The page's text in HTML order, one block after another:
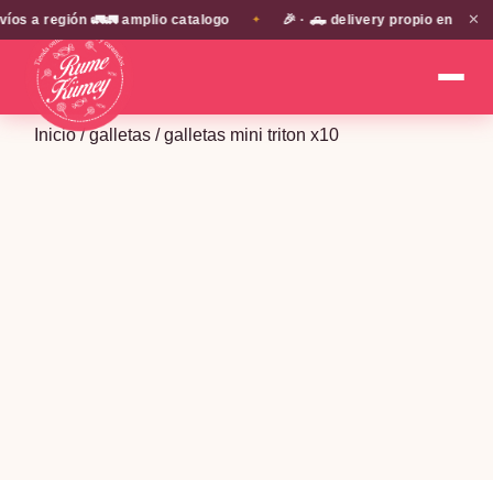
a región 🚛🚛 amplio catalogo ✦ 🎉 · 🛻 delivery propio en EN ✕
Inicio/galletas / galletas mini triton x10